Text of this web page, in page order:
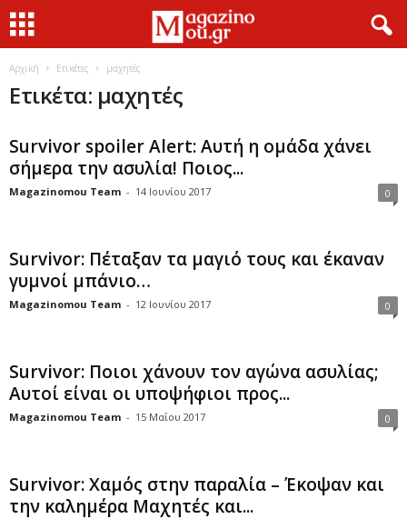
Αρχική Ετικέτες μαχητές
Ετικέτα: μαχητές
Survivor spoiler Alert: Αυτή η ομάδα χάνει
σήμερα την ασυλία! Ποιος...
Magazinomou Team - 14 Ιουνίου 2017 0
Survivor: Πέταξαν τα μαγιό τους και έκαναν
γυμνοί μπάνιο…
Magazinomou Team - 12 Ιουνίου 2017 0
Survivor: Ποιοι χάνουν τον αγώνα ασυλίας;
Αυτοί είναι οι υποψήφιοι προς...
Magazinomou Team - 15 Μαΐου 2017 0
Survivor: Χαμός στην παραλία – Έκοψαν και
την καλημέρα Μαχητές και...